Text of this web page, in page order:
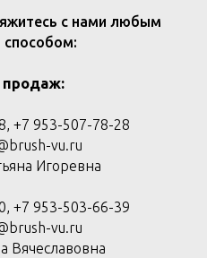
с нами любым
+7 953-507-78-28
vu.ru
Игоревна
+7 953-503-66-39
vu.ru
Вячеславовна